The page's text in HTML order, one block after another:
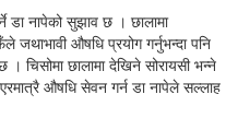
डा नापेको सुझाव छ । छालामा
औषधि प्रयोग गर्नुभन्दा पनि
। चिसोमा छालामा देखिने सोरायसी भन्ने
औषधि सेवन गर्न डा नापेले सल्लाह